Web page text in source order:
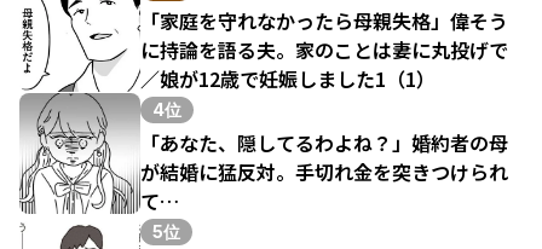
「家庭を守れなかったら母親失格」偉そう
に持論を語る夫。家のことは妻に丸投げで
／娘が12歳で妊娠しました1（1）
4位
「あなた、隠してるわよね？」婚約者の母
が結婚に猛反対。手切れ金を突きつけられ
て…
5位